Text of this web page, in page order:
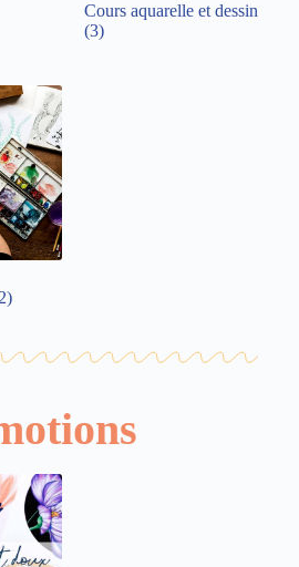
Cours aquarelle et dessin
(3)